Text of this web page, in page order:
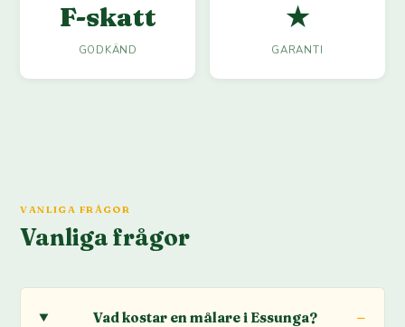
F-skatt
GODKÄND
★
GARANTI
VANLIGA FRÅGOR
Vanliga frågor
Vad kostar en målare i Essunga?